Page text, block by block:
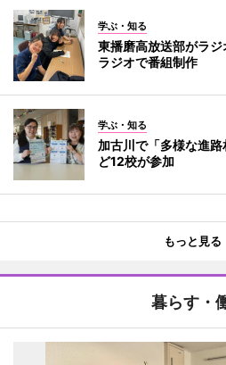
学ぶ・知る
東播磨高放送部がラ
ラジオで番組制作
学ぶ・知る
加古川で「多様な進
ど12校が参加
もっと見る
暮らす・